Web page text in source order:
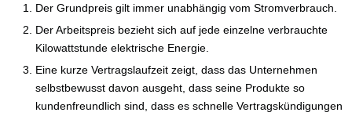
Der Grundpreis gilt immer unabhängig vom Stromverbrauch.
Der Arbeitspreis bezieht sich auf jede einzelne verbrauchte
Kilowattstunde elektrische Energie.
Eine kurze Vertragslaufzeit zeigt, dass das Unternehmen
selbstbewusst davon ausgeht, dass seine Produkte so
kundenfreundlich sind, dass es schnelle Vertragskündigungen